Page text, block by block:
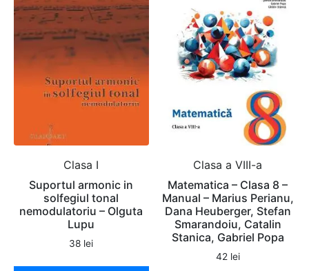
Clasa I
Suportul armonic in
solfegiul tonal
nemodulatoriu – Olguta
Lupu
38 lei
Clasa a VIII-a
Matematica – Clasa 8 –
Manual – Marius Perianu,
Dana Heuberger, Stefan
Smarandoiu, Catalin
Stanica, Gabriel Popa
42 lei